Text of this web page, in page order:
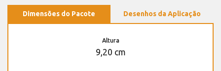
Dimensões do Pacote Desenhos da Aplicação
Altura
9,20 cm